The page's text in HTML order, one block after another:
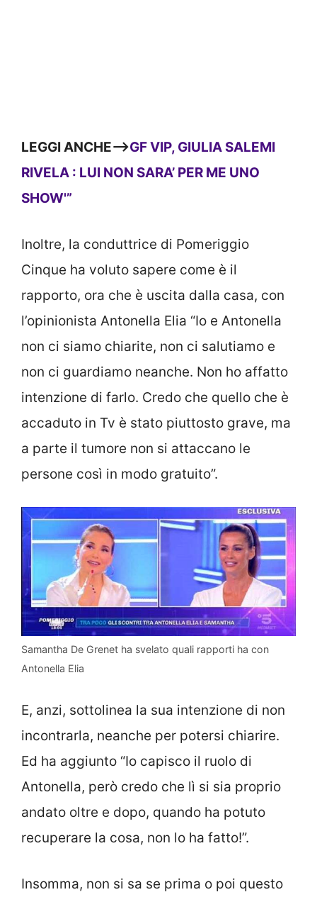
LEGGI ANCHE—>GF VIP, GIULIA SALEMI
RIVELA : LUI NON SARA’ PER ME UNO
SHOW'”
Inoltre, la conduttrice di Pomeriggio
Cinque ha voluto sapere come è il
rapporto, ora che è uscita dalla casa, con
l’opinionista Antonella Elia “Io e Antonella
non ci siamo chiarite, non ci salutiamo e
non ci guardiamo neanche. Non ho affatto
intenzione di farlo. Credo che quello che è
accaduto in Tv è stato piuttosto grave, ma
a parte il tumore non si attaccano le
persone così in modo gratuito”.
Samantha De Grenet ha svelato quali rapporti ha con
Antonella Elia
E, anzi, sottolinea la sua intenzione di non
incontrarla, neanche per potersi chiarire.
Ed ha aggiunto “Io capisco il ruolo di
Antonella, però credo che lì si sia proprio
andato oltre e dopo, quando ha potuto
recuperare la cosa, non lo ha fatto!”.
Insomma, non si sa se prima o poi questo